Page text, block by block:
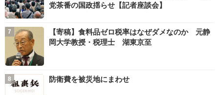
党茶番の国政揺らせ【記者座談会】
【寄稿】食料品ゼロ税率はなぜダメなのか 元静
岡大学教授・税理士 湖東京至
防衛費を被災地にまわせ